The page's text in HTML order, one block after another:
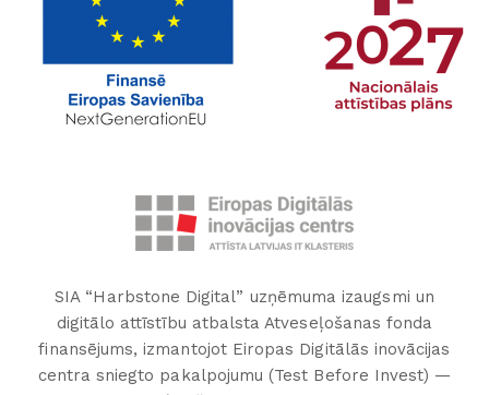
SIA “Harbstone Digital” uzņēmuma izaugsmi un
digitālo attīstību atbalsta Atveseļošanas fonda
finansējums, izmantojot Eiropas Digitālās inovācijas
centra sniegto pakalpojumu (Test Before Invest) —